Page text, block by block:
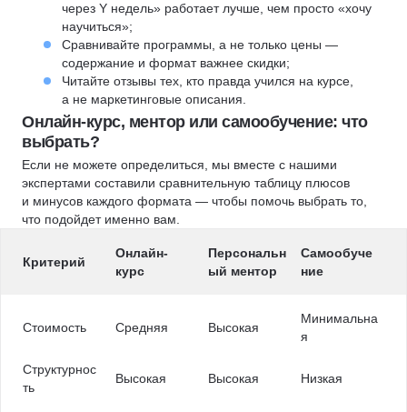
через Y недель» работает лучше, чем просто «хочу
научиться»;
Сравнивайте программы, а не только цены —
содержание и формат важнее скидки;
Читайте отзывы тех, кто правда учился на курсе,
а не маркетинговые описания.
Онлайн-курс, ментор или самообучение: что
выбрать?
Если не можете определиться, мы вместе с нашими
экспертами составили сравнительную таблицу плюсов
и минусов каждого формата — чтобы помочь выбрать то,
что подойдет именно вам.
Критерий
Онлайн-
курс
Персональн
ый ментор
Самообуче
ние
Стоимость Средняя Высокая
Минимальна
я
Структурнос
ть
Высокая Высокая Низкая